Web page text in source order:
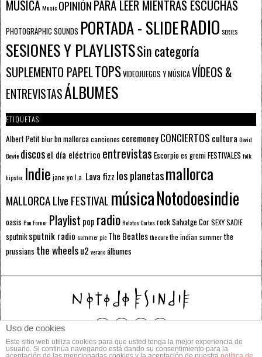
MÚSICAMusic OPINIÓNPARA LEER MIENTRAS ESCUCHAS
PHOTOGRAPHIC SOUNDS PORTADA - SLIDERADIO SERIES
SESIONES Y PLAYLISTSSin categoría
SUPLEMENTO PAPELTOPSVIDEOJUEGOS Y MÚSICAVÍDEOS &
ENTREVISTASÁLBUMES
ETIQUETAS
Albert Petitblurbn mallorcacanciones ceremoneyCONCIERTOS cultura David
Bowie discosel día eléctrico entrevistas Escorpioes gremiFESTIVALES folk
hipster Indie jane yo l.a. Lava fizz los planetasmallorca
MALLORCA LIve FESTIVAL músicaNotodoesindie
oasis Pau Forner Playlist pop radioRelatos CortosrockSalvatge CorSEXY SADIE
sputnik sputnik radio summer pie The Beatlesthe curethe indian summerthe
prussians the wheelsu2 veranoálbumes
© 2014 Todos los derechos reservados.
Uso de cookies
Este sitio web utiliza cookies para que usted tenga la mejor experiencia de
usuario. Si continúa navegando está dando su consentimiento para la